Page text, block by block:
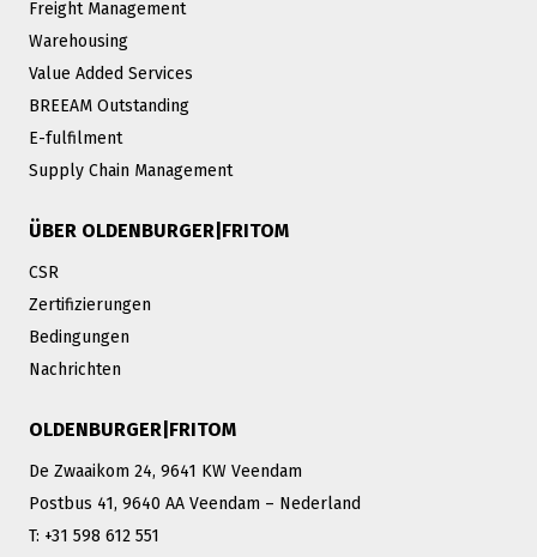
Freight Management
Warehousing
Value Added Services
BREEAM Outstanding
E-fulfilment
Supply Chain Management
ÜBER OLDENBURGER|FRITOM
CSR
Zertifizierungen
Bedingungen
Nachrichten
OLDENBURGER|FRITOM
De Zwaaikom 24, 9641 KW Veendam
Postbus 41, 9640 AA Veendam – Nederland
T: +31 598 612 551